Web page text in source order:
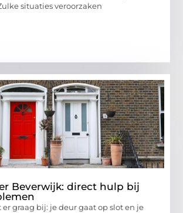
situaties veroorzaken
Beverwijk: direct hulp bij
graag bij: je deur gaat op slot en je